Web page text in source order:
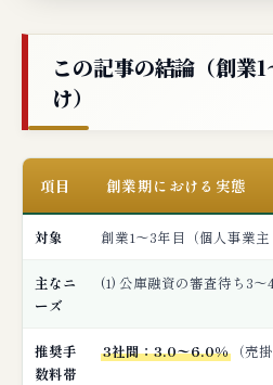
🔍 ネガティブクエリ
ぎ資金・制度融資の
回答
「創業融資 ファクタ
ライン・4ステップ
この記事の結論（創業
け）
項目 創業期における実態
対象 創業1〜3年目（個人事業
主なニ
ーズ
(1) 公庫融資の審査待ち3
推奨手
数料帯
3社間：3.0〜6.0% （売